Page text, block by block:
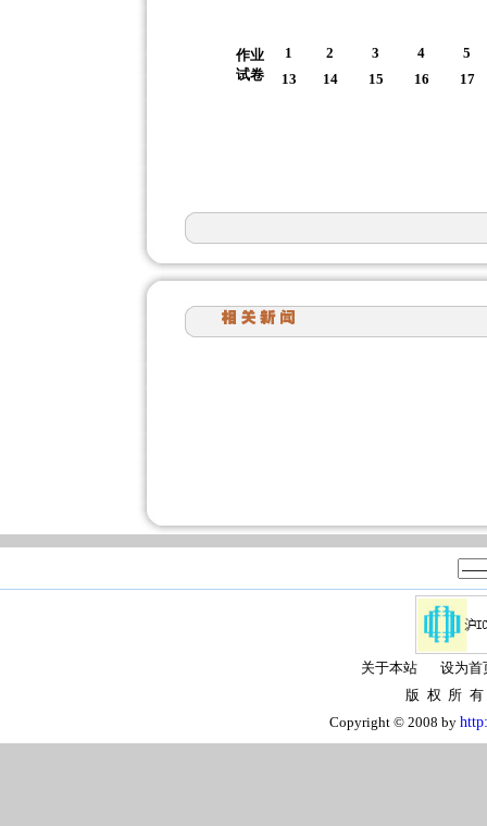
作业
试卷
1 2 3 4
5
13
14 15 16 17